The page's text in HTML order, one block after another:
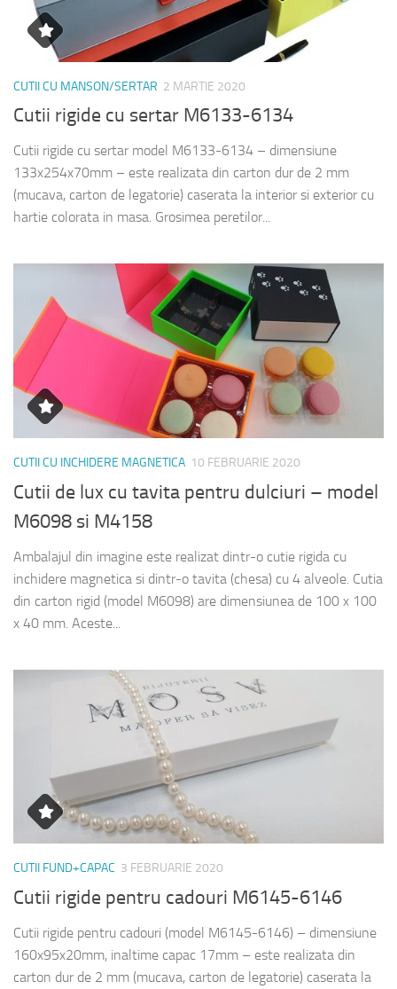
CUTII CU MANSON/SERTAR 2 MARTIE 2020
Cutii rigide cu sertar M6133-6134
Cutii rigide cu sertar model M6133-6134 – dimensiune
133x254x70mm – este realizata din carton dur de 2 mm
(mucava, carton de legatorie) caserata la interior si exterior cu
hartie colorata in masa. Grosimea peretilor...
CUTII CU INCHIDERE MAGNETICA 10 FEBRUARIE 2020
Cutii de lux cu tavita pentru dulciuri – model
M6098 si M4158
Ambalajul din imagine este realizat dintr-o cutie rigida cu
inchidere magnetica si dintr-o tavita (chesa) cu 4 alveole. Cutia
din carton rigid (model M6098) are dimensiunea de 100 x 100
x 40 mm. Aceste...
CUTII FUND+CAPAC 3 FEBRUARIE 2020
Cutii rigide pentru cadouri M6145-6146
Cutii rigide pentru cadouri (model M6145-6146) – dimensiune
160x95x20mm, inaltime capac 17mm – este realizata din
carton dur de 2 mm (mucava, carton de legatorie) caserata la